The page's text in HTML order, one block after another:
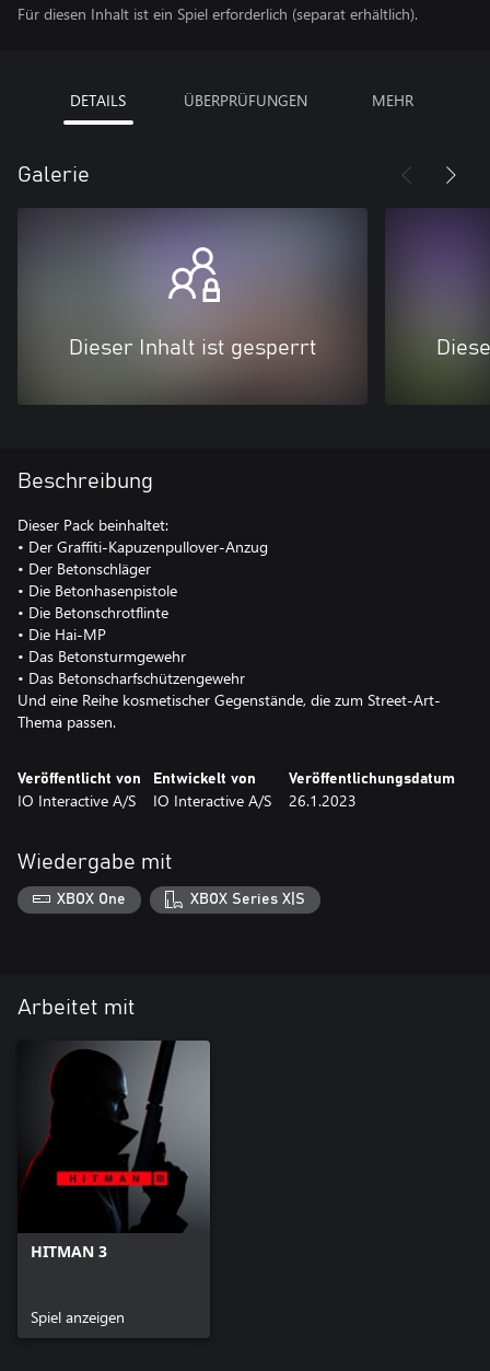
Für diesen Inhalt ist ein Spiel erforderlich (separat erhältlich).
DETAILS ÜBERPRÜFUNGEN MEHR
Galerie
Dieser Inhalt ist gesperrt
Beschreibung
Dieser Pack beinhaltet:
• Der Graffiti-Kapuzenpullover-Anzug
• Der Betonschläger
• Die Betonhasenpistole
• Die Betonschrotflinte
• Die Hai-MP
• Das Betonsturmgewehr
• Das Betonscharfschützengewehr
Und eine Reihe kosmetischer Gegenstände, die zum Street-Art-
Thema passen.
Veröffentlicht von
IO Interactive A/S
Entwickelt von
IO Interactive A/S
Veröffentlichungsdatum
26.1.2023
Wiedergabe mit
XBOX One XBOX Series X|S
Arbeitet mit
HITMAN 3
Spiel anzeigen